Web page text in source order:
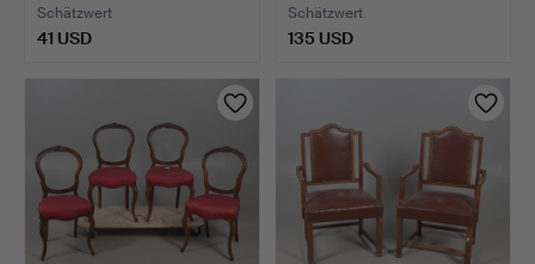
Schätzwert
41 USD
Schätzwert
135 USD